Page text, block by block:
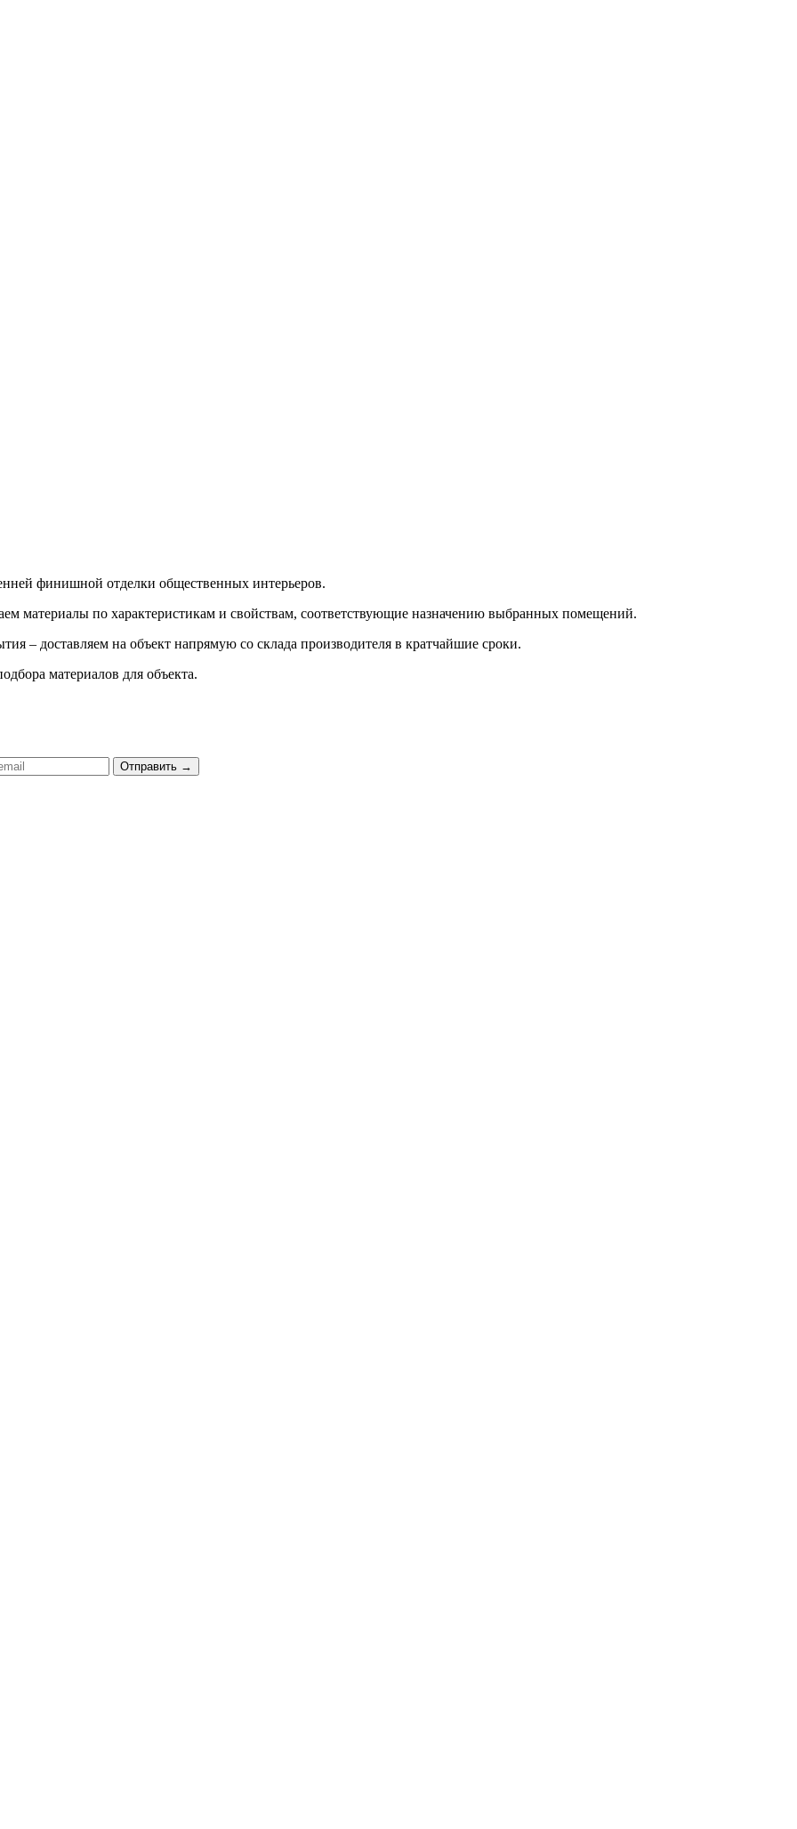
финишной отделки общественных интерьеров.
материалы по характеристикам и свойствам, соответствующие назначению выбранных помещений.
– доставляем на объект напрямую со склада производителя в кратчайшие сроки.
материалов для объекта.
Отправить →